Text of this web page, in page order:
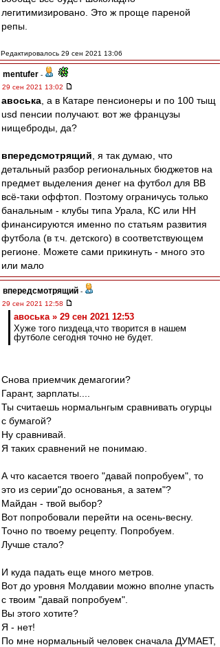
легитимизировано. Это ж проще пареной
репы.
Редактировалось 29 сен 2021 13:06
mentufer -
29 сен 2021 13:02
авоська , а в Катаре пенсионеры и по 100 тыщ
usd пенсии получают. вот же французы
нищеброды, да?
впередсмотрящий , я так думаю, что
детальный разбор региональных бюджетов на
предмет выделения денег на футбол для ВВ
всё-таки оффтоп. Поэтому ограничусь только
банальным - клубы типа Урала, КС или НН
финансируются именно по статьям развития
футбола (в т.ч. детского) в соответствующем
регионе. Можете сами прикинуть - много это
или мало
впередсмотрящий -
29 сен 2021 12:58
авоська » 29 сен 2021 12:53
Хуже того пиздеца,что творится в нашем
футболе сегодня точно не будет.
Снова приемчик демагогии?
Гарант, зарплаты....
Ты считаешь нормальнгым сравнивать огурцы
с бумагой?
Ну сравнивай.
Я таких сравнений не понимаю.
А что касается твоего "давай попробуем", то
это из серии"до основанья, а затем"?
Майдан - твой выбор?
Вот попробовали перейти на осень-весну.
Точно по твоему рецепту. Попробуем.
Лучше стало?
И куда падать еще много метров.
Вот до уровня Молдавии можно вполне упасть
с твоим "давай попробуем".
Вы этого хотите?
Я - нет!
По мне нормальный человек сначала ДУМАЕТ,